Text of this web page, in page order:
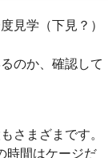
見学（下見？）
のか、確認して
さまざまです。
時間はケージだ